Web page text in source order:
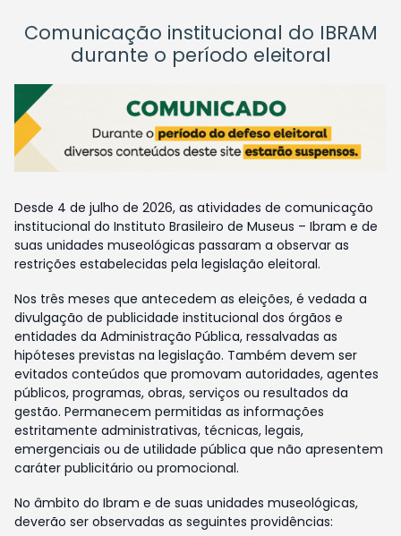
Comunicação institucional do IBRAM
durante o período eleitoral
Desde 4 de julho de 2026, as atividades de comunicação
institucional do Instituto Brasileiro de Museus – Ibram e de
suas unidades museológicas passaram a observar as
restrições estabelecidas pela legislação eleitoral.
Nos três meses que antecedem as eleições, é vedada a
divulgação de publicidade institucional dos órgãos e
entidades da Administração Pública, ressalvadas as
hipóteses previstas na legislação. Também devem ser
evitados conteúdos que promovam autoridades, agentes
públicos, programas, obras, serviços ou resultados da
gestão. Permanecem permitidas as informações
estritamente administrativas, técnicas, legais,
emergenciais ou de utilidade pública que não apresentem
caráter publicitário ou promocional.
No âmbito do Ibram e de suas unidades museológicas,
deverão ser observadas as seguintes providências: